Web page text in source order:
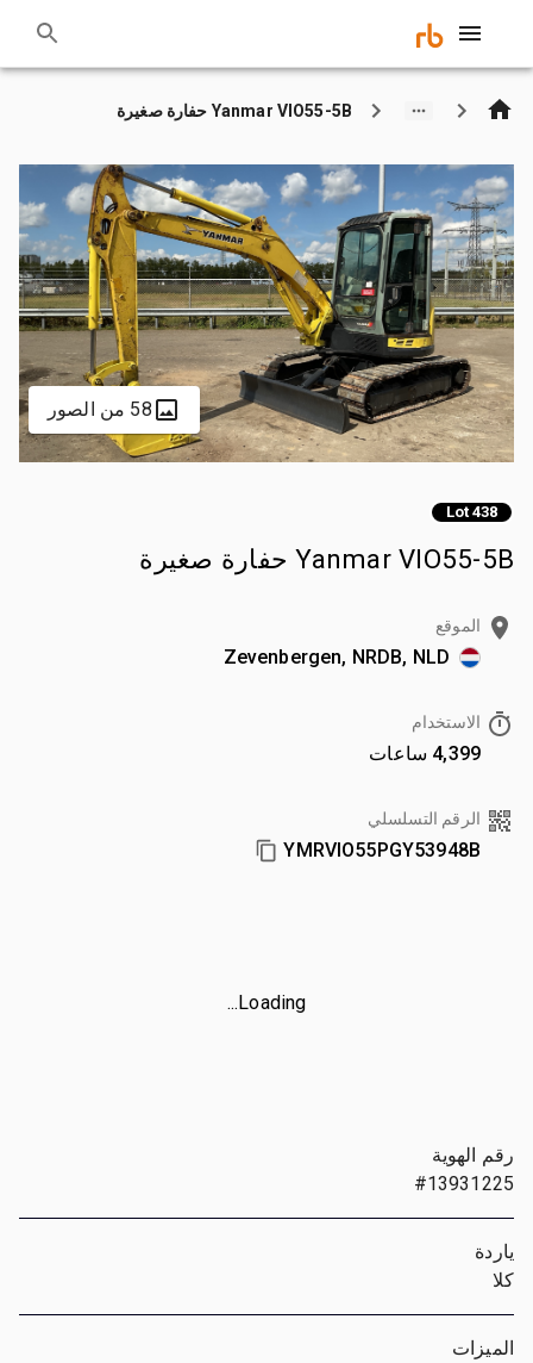
Yanmar VIO55-5B حفارة صغيرة
58 من الصور
Lot 438
Yanmar VIO55-5B حفارة صغيرة
الموقع
Zevenbergen, NRDB, NLD
الاستخدام
4,399 ساعات
الرقم التسلسلي
YMRVIO55PGY53948B
Loading...
رقم الهوية
#13931225
ياردة
كلا
الميزات